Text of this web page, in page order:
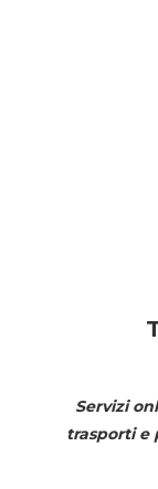
Servizi
trasporti e